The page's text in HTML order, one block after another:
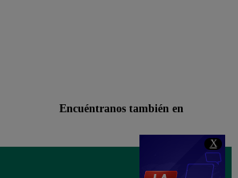
X
Encuéntranos también en